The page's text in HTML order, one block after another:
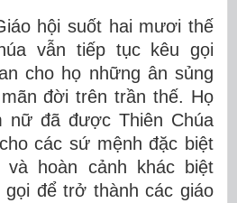
hội suốt hai mươi thế
vẫn tiếp tục kêu gọi
cho họ những ân sủng
đời trên trần thế. Họ
nữ đã được Thiên Chúa
các sứ mệnh đặc biệt
hoàn cảnh khác biệt
để trở thành các giáo